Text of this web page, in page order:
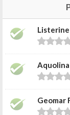
Listerine
Geomar